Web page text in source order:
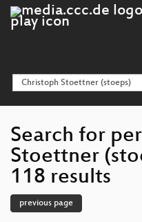
Search for
Stoettner
118 results
previous page